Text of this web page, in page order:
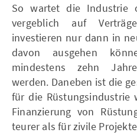
So wartet die Industrie
vergeblich auf
investieren nur dann in
davon ausgehen
mindestens zehn
werden. Daneben ist die
für die
Finanzierung von
teurer als für zivile